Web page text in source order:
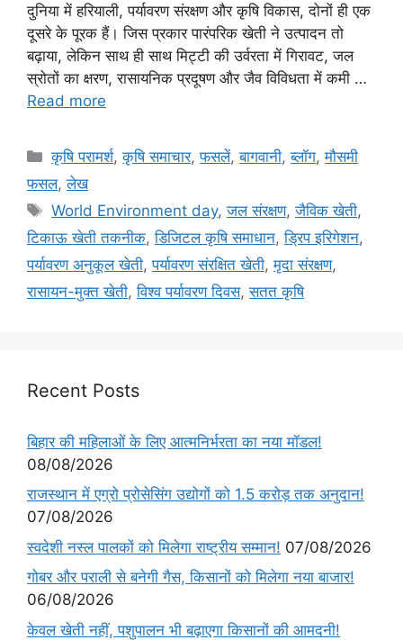
दुनिया में हरियाली, पर्यावरण संरक्षण और कृषि विकास, दोनों ही एक
दूसरे के पूरक हैं। जिस प्रकार पारंपरिक खेती ने उत्पादन तो
बढ़ाया, लेकिन साथ ही साथ मिट्टी की उर्वरता में गिरावट, जल
स्रोतों का क्षरण, रासायनिक प्रदूषण और जैव विविधता में कमी …
Read more
कृषि परामर्श,कृषि समाचार,फसलें,बागवानी,ब्लॉग,मौसमी
फसल,लेख
World Environment day,जल संरक्षण,जैविक खेती,
टिकाऊ खेती तकनीक,डिजिटल कृषि समाधान,ड्रिप इरिगेशन,
पर्यावरण अनुकूल खेती,पर्यावरण संरक्षित खेती,मृदा संरक्षण,
रासायन-मुक्त खेती,विश्व पर्यावरण दिवस,सतत कृषि
Recent Posts
बिहार की महिलाओं के लिए आत्मनिर्भरता का नया मॉडल!
08/08/2026
राजस्थान में एग्रो प्रोसेसिंग उद्योगों को 1.5 करोड़ तक अनुदान!
07/08/2026
स्वदेशी नस्ल पालकों को मिलेगा राष्ट्रीय सम्मान! 07/08/2026
गोबर और पराली से बनेगी गैस, किसानों को मिलेगा नया बाजार!
06/08/2026
केवल खेती नहीं, पशुपालन भी बढ़ाएगा किसानों की आमदनी!